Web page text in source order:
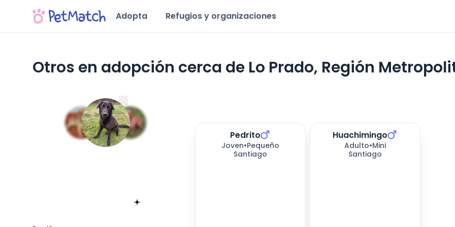
Adopta Refugios y organizaciones
Otros en adopción cerca de Lo Prado, Región
Región Metropolitana
Pedrito
Joven•Pequeño
Santiago
Huachimingo
Adulto•Mini
Santiago